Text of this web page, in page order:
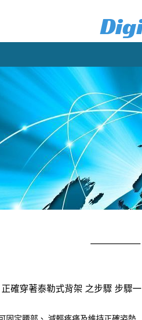
正確穿著泰勒式背架 之步驟 步驟